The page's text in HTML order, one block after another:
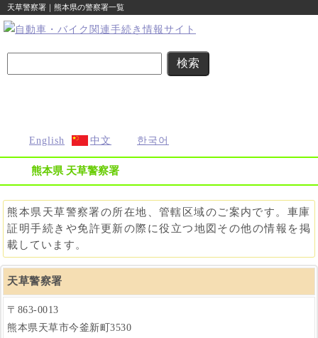
天草警察署｜熊本県の警察署一覧
熊本県 天草警察署
熊本県天草警察署の所在地、管轄区域のご案内です。車庫
証明手続きや免許更新の際に役立つ地図その他の情報を掲
載しています。
天草警察署
〒863-0013
熊本県天草市今釜新町3530
English 中文 한국어